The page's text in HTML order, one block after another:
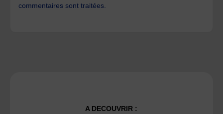
commentaires sont traitées
A DECOUVRIR :